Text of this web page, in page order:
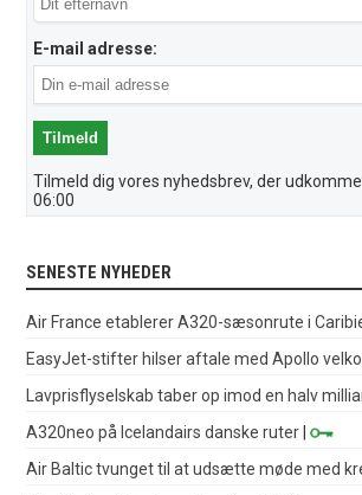
E-mail adresse:
Tilmeld dig vores nyhedsbrev, der
06:00
SENESTE NYHEDER
Air France etablerer A320-sæsonrute i
EasyJet-stifter hilser aftale med Apollo
Lavprisflyselskab taber op imod en halv
A320neo på Icelandairs danske ruter |
Air Baltic tvunget til at udsætte møde med